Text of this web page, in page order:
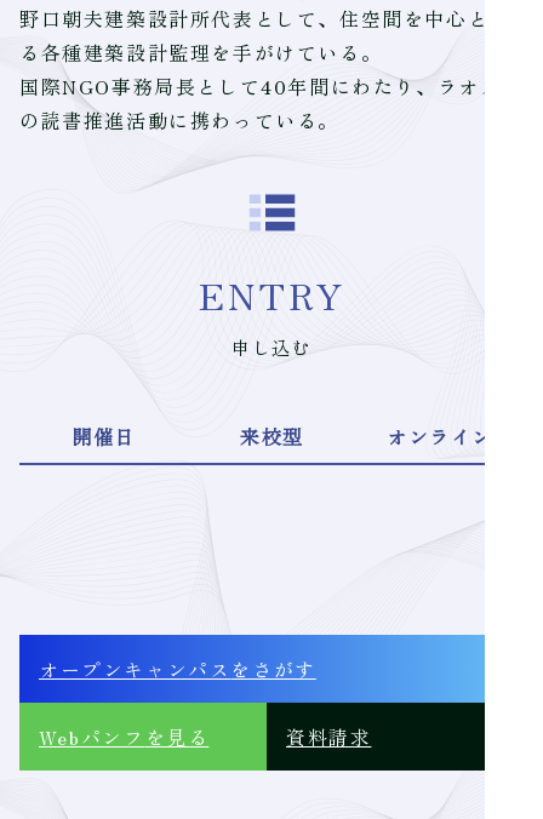
野口朝夫建築設計所代表として、住空間を中心とす
る各種建築設計監理を手がけている。
国際NGO事務局長として40年間にわたり、ラオスで
の読書推進活動に携わっている。
ENTRY
申し込む
開催日 来校型 オンライン
オープンキャンパス をさがす
Webパンフ を見る 資料請求